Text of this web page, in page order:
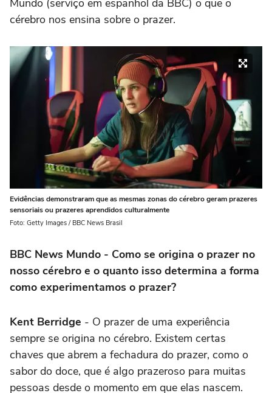
cérebro nos ensina sobre o prazer.
Evidências demonstraram que as mesmas zonas do cérebro geram prazeres
sensoriais ou prazeres aprendidos culturalmente
Foto: Getty Images / BBC News Brasil
BBC News Mundo - Como se origina o prazer no
nosso cérebro e o quanto isso determina a forma
como experimentamos o prazer?
Kent Berridge - O prazer de uma experiência
sempre se origina no cérebro. Existem certas
chaves que abrem a fechadura do prazer, como o
sabor do doce, que é algo prazeroso para muitas
pessoas desde o momento em que elas nascem.